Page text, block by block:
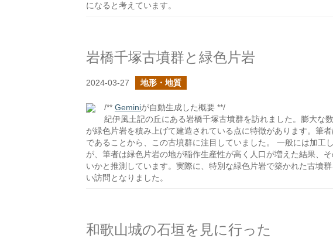
になると考えています。
岩橋千塚古墳群と緑色片岩
2024-03-27 地形・地質
/** Geminiが自動生成した概要 **/
紀伊風土記の丘にある岩橋千塚古墳群を訪れました。膨大な
が緑色片岩を積み上げて建造されている点に特徴があります。筆
であることから、この古墳群に注目していました。 一般には加工
が、筆者は緑色片岩の地が稲作生産性が高く人口が増えた結果、
いかと推測しています。実際に、特別な緑色片岩で築かれた古墳
い訪問となりました。
和歌山城の石垣を見に行った